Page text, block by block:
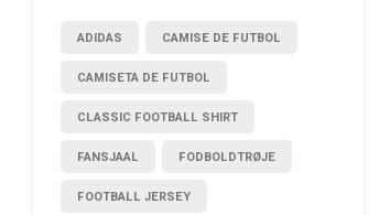
ADIDAS CAMISE DE FUTBOL
CAMISETA DE FUTBOL
CLASSIC FOOTBALL SHIRT
FANSJAAL FODBOLDTRØJE
FOOTBALL JERSEY